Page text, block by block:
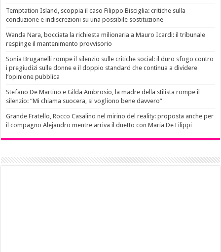
Temptation Island, scoppia il caso Filippo Bisciglia: critiche sulla
conduzione e indiscrezioni su una possibile sostituzione
Wanda Nara, bocciata la richiesta milionaria a Mauro Icardi: il tribunale
respinge il mantenimento provvisorio
Sonia Bruganelli rompe il silenzio sulle critiche social: il duro sfogo contro
i pregiudizi sulle donne e il doppio standard che continua a dividere
l’opinione pubblica
Stefano De Martino e Gilda Ambrosio, la madre della stilista rompe il
silenzio: “Mi chiama suocera, si vogliono bene davvero”
Grande Fratello, Rocco Casalino nel mirino del reality: proposta anche per
il compagno Alejandro mentre arriva il duetto con Maria De Filippi